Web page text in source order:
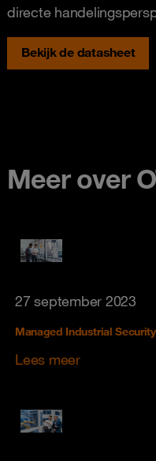
directe
Bekijk de datasheet
Meer over
27 september 2023
Managed Industrial
Lees meer